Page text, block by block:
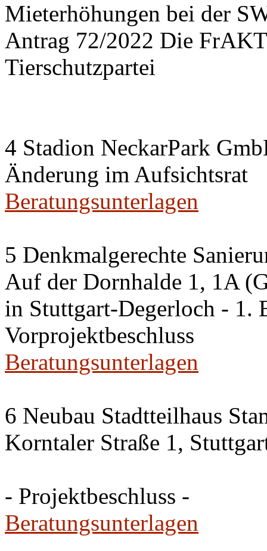
Mieterhöhungen bei der
Antrag 72/2022 Die
Tierschutzpartei
4 Stadion NeckarPark
Änderung im Aufsichtsrat
Beratungsunterlagen
5 Denkmalgerechte
Auf der Dornhalde 1, 1A
in Stuttgart-Degerloch - 1.
Vorprojektbeschluss
Beratungsunterlagen
6 Neubau Stadtteilhaus
Korntaler Straße 1,
- Projektbeschluss -
Beratungsunterlagen